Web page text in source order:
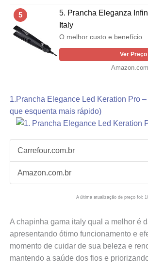
5
5. Prancha Eleganza
Italy
O melhor custo e benefício
Ver Preço
1.Prancha Elegance Led Keration Pro –
que esquenta mais rápido)
Carrefour.com.br
Amazon.com.br
A última atualização de preço foi:
A chapinha gama italy qual a melhor é
apresentando ótimo funcionamento e
momento de cuidar de sua beleza e
mantendo a saúde dos fios e